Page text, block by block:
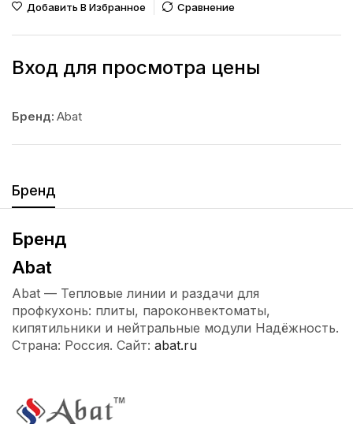
Добавить В Избранное Сравнение
Вход для просмотра цены
Бренд: Abat
Бренд
Бренд
Abat
Abat — Тепловые линии и раздачи для
профкухонь: плиты, пароконвектоматы,
кипятильники и нейтральные модули Надёжность.
Страна: Россия. Сайт: abat.ru